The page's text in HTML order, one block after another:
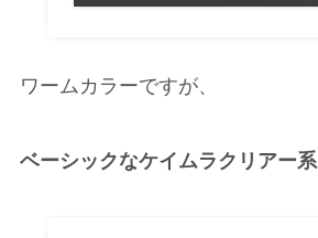
ワームカラーですが、
ベーシックなケイムラクリアー系